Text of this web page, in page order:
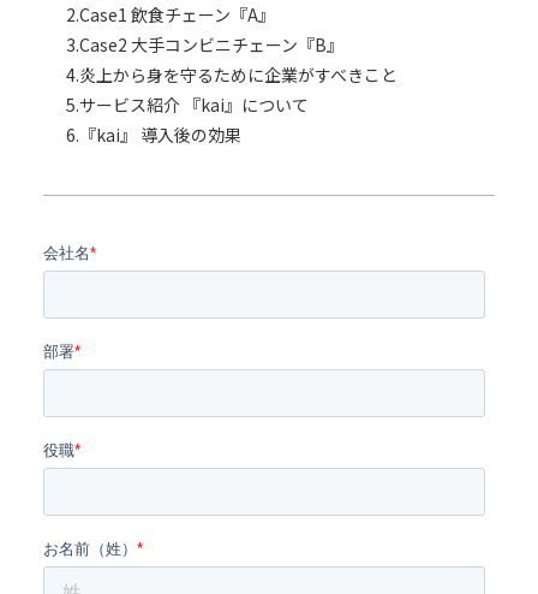
2.Case1 飲食チェーン『A』
3.Case2 大手コンビニチェーン『B』
4.炎上から身を守るために企業がすべきこと
5.サービス紹介 『kai』について
6.『kai』 導入後の効果